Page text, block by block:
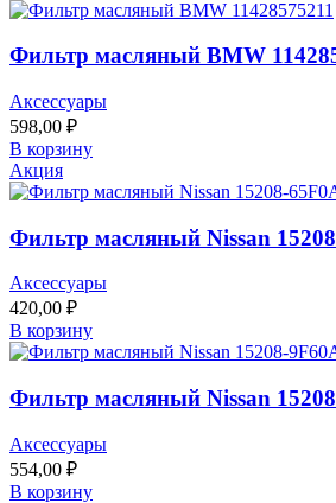
Фильтр масляный BMW
Аксессуары
598,00 ₽
В корзину
Акция
Фильтр масляный Nissan
Аксессуары
420,00 ₽
В корзину
Фильтр масляный Nissan
Аксессуары
554,00 ₽
В корзину